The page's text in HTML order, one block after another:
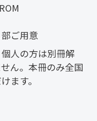
ご用意
人の方は別冊解
ん。本冊のみ全国
ます。